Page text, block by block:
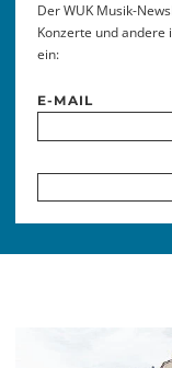
Der WUK Musik-
Konzerte und
ein:
E-MAIL